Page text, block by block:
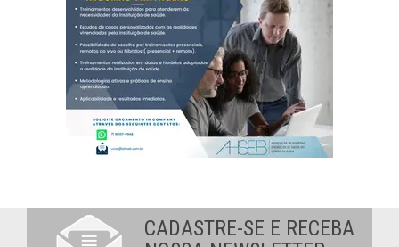
CADASTRE-SE E RECEBA